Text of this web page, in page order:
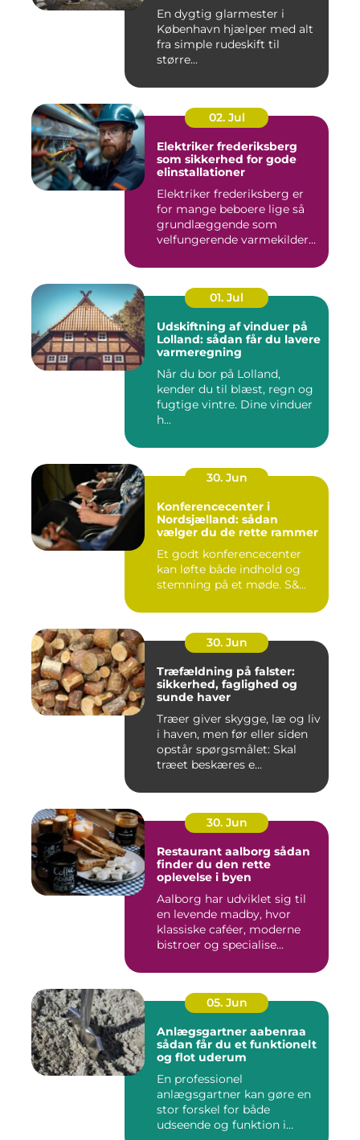
En dygtig glarmester i
København hjælper med alt
fra simple rudeskift til
større...
02. Jul
Elektriker frederiksberg
som sikkerhed for gode
elinstallationer
Elektriker frederiksberg er
for mange beboere lige så
grundlæggende som
velfungerende varmekilder
01. Jul
Udskiftning af vinduer på
Lolland: sådan får du lavere
varmeregning
Når du bor på Lolland,
kender du til blæst, regn og
fugtige vintre. Dine vinduer
h...
30. Jun
Konferencecenter i
Nordsjælland: sådan
vælger du de rette rammer
Et godt konferencecenter
kan løfte både indhold og
stemning på et møde. S&...
30. Jun
Træfældning på falster:
sikkerhed, faglighed og
sunde haver
Træer giver skygge, læ og liv
i haven, men før eller siden
opstår spørgsmålet: Skal
træet beskæres e...
30. Jun
Restaurant aalborg sådan
finder du den rette
oplevelse i byen
Aalborg har udviklet sig til
en levende madby, hvor
klassiske caféer, moderne
bistroer og specialise...
05. Jun
Anlægsgartner aabenraa
sådan får du et funktionelt
og flot uderum
En professionel
anlægsgartner kan gøre en
stor forskel for både
udseende og funktion i